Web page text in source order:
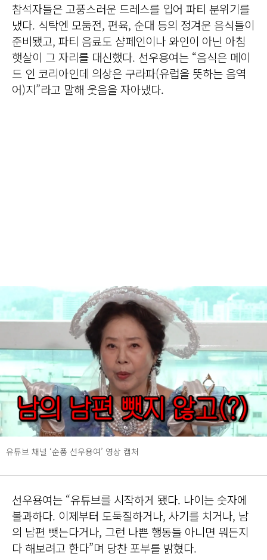
참석자들은 고풍스러운 드레스를 입어 파티 분위기를
냈다. 식탁엔 모둠전, 편육, 순대 등의 정겨운 음식들이
준비됐고, 파티 음료도 샴페인이나 와인이 아닌 아침
햇살이 그 자리를 대신했다. 선우용여는 “음식은 메이
드 인 코리아인데 의상은 구라파(유럽을 뜻하는 음역
어)지”라고 말해 웃음을 자아냈다.
유튜브 채널 ‘순풍 선우용여’ 영상 캡처
선우용여는 “유튜브를 시작하게 됐다. 나이는 숫자에
불과하다. 이제부터 도둑질하거나, 사기를 치거나, 남
의 남편 뺏는다거나, 그런 나쁜 행동들 아니면 뭐든지
다 해보려고 한다”며 당찬 포부를 밝혔다.